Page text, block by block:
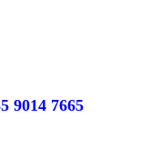
9014 7665